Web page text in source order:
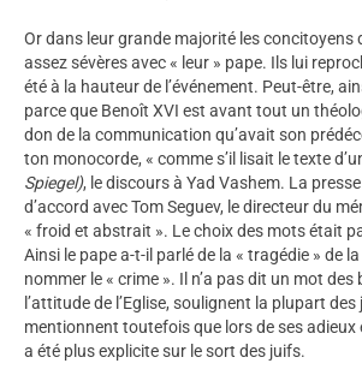
Or dans leur grande majorité les concitoyens
assez sévères avec « leur » pape. Ils lui
été à la hauteur de l’événement. Peut-être,
parce que Benoît XVI est avant tout un
don de la communication qu’avait son
ton monocorde, « comme s’il lisait le texte
Spiegel), le discours à Yad Vashem. La
d’accord avec Tom Seguev, le directeur du
« froid et abstrait ». Le choix des mots était
Ainsi le pape a-t-il parlé de la « tragédie » de
nommer le « crime ». Il n’a pas dit un mot des
l’attitude de l’Eglise, soulignent la plupart
mentionnent toutefois que lors de ses adieux
a été plus explicite sur le sort des juifs.